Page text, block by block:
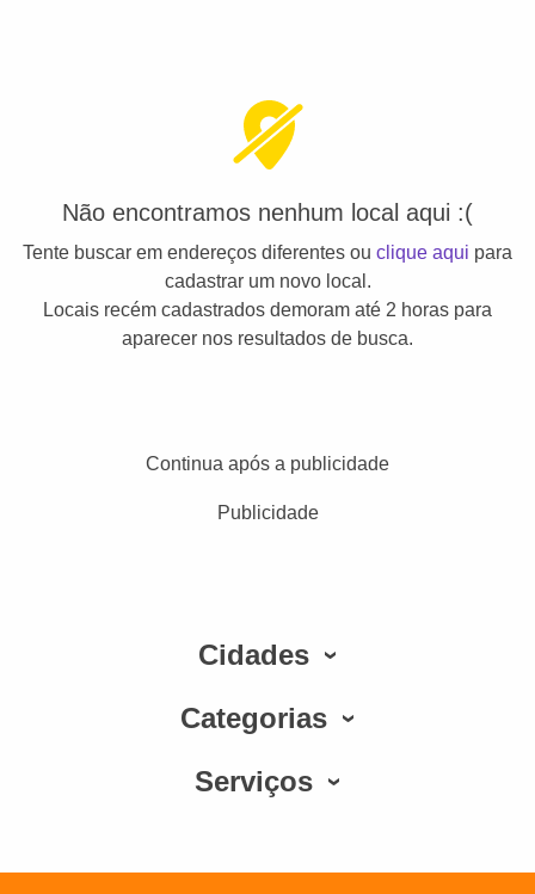
Não encontramos nenhum local aqui :(
Tente buscar em endereços diferentes ou clique aqui para
cadastrar um novo local.
Locais recém cadastrados demoram até 2 horas para
aparecer nos resultados de busca.
Continua após a publicidade
Publicidade
Cidades
Categorias
Serviços